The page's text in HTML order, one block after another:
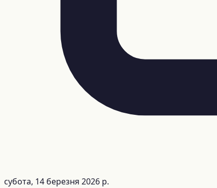
субота, 14 березня 2026 р.